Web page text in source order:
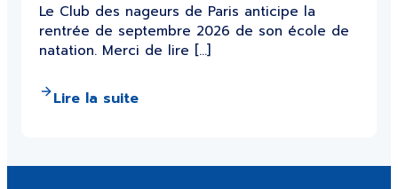
Le Club des nageurs de Paris anticipe la
rentrée de septembre 2026 de son école de
natation. Merci de lire […]
Lire la suite